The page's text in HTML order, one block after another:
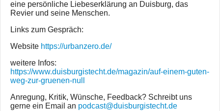
eine persönliche Liebeserklärung an Duisburg, das
Revier und seine Menschen.
Links zum Gespräch:
Website https://urbanzero.de/
weitere Infos:
https://www.duisburgistecht.de/magazin/auf-einem-guten-
weg-zur-gruenen-null
Anregung, Kritik, Wünsche, Feedback? Schreibt uns
gerne ein Email an podcast@duisburgistecht.de